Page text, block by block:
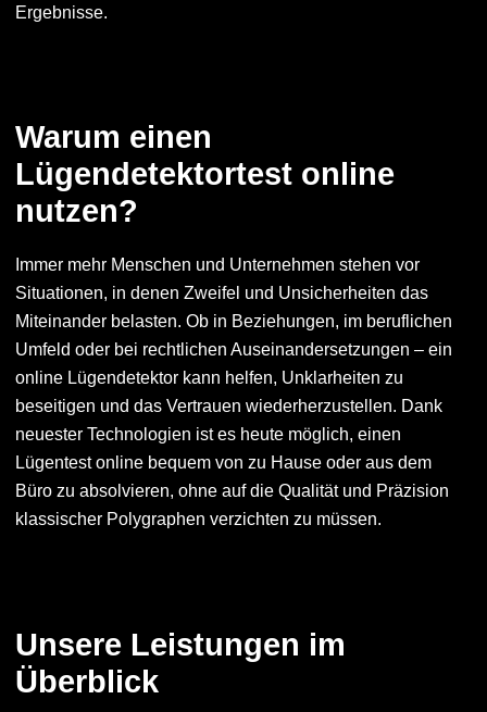
Ergebnisse.
Warum einen
Lügendetektortest online
nutzen?
Immer mehr Menschen und Unternehmen stehen vor
Situationen, in denen Zweifel und Unsicherheiten das
Miteinander belasten. Ob in Beziehungen, im beruflichen
Umfeld oder bei rechtlichen Auseinandersetzungen – ein
online Lügendetektor kann helfen, Unklarheiten zu
beseitigen und das Vertrauen wiederherzustellen. Dank
neuester Technologien ist es heute möglich, einen
Lügentest online bequem von zu Hause oder aus dem
Büro zu absolvieren, ohne auf die Qualität und Präzision
klassischer Polygraphen verzichten zu müssen.
Unsere Leistungen im
Überblick